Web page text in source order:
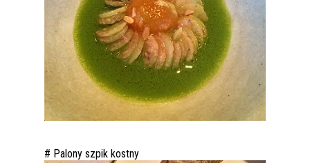
# Palony szpik kostny